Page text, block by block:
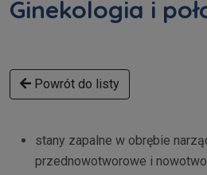
Ginekologia i
Powrót do listy
stany zapalne w obrębie
przednowotworowe i